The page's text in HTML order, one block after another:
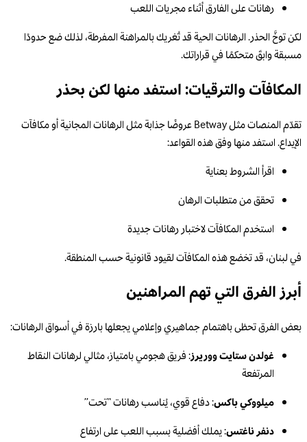
رهانات على الفارق أثناء مجريات اللعب
لكن توخَّ الحذر. الرهانات الحية قد تُغريك بالمراهنة المفرطة، لذلك ضع حدودًا
مسبقة وابقَ متحكمًا في قراراتك.
المكافآت والترقيات: استفد منها لكن بحذر
تقدّم المنصات مثل Betway عروضًا جذابة مثل الرهانات المجانية أو مكافآت
الإيداع. استفد منها وفق هذه القواعد:
اقرأ الشروط بعناية
تحقق من متطلبات الرهان
استخدم المكافآت لاختبار رهانات جديدة
في لبنان، قد تخضع هذه المكافآت لقيود قانونية حسب المنطقة.
أبرز الفرق التي تهم المراهنين
بعض الفرق تحظى باهتمام جماهيري وإعلامي يجعلها بارزة في أسواق الرهانات:
غولدن ستايت ووريرز: فريق هجومي بامتياز، مثالي لرهانات النقاط
المرتفعة
ميلووكي باكس: دفاع قوي، يُناسب رهانات “تحت”
دنفر ناغتس: يملك أفضلية بسبب اللعب على ارتفاع